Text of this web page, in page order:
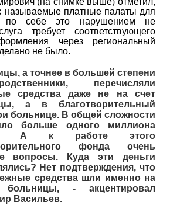
называемые платные палаты для
по себе это нарушением не
требует соответствующего
через региональный
не было.
а точнее в большей степени
перечисляли
средства даже не на счет
а в благотворительный
больнице. В общей сложности
больше одного миллиона
А к работе этого
фонда очень
вопросы. Куда эти деньги
Нет подтверждения, что
средства шли именно на
- акцентировал
Васильев.